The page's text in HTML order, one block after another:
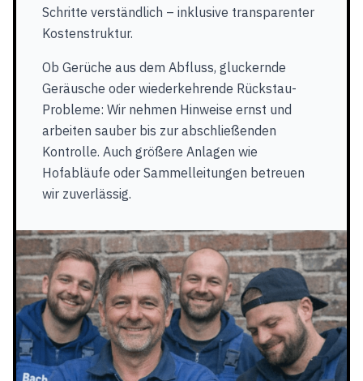
Schritte verständlich – inklusive transparenter
Kostenstruktur.
Ob Gerüche aus dem Abfluss, gluckernde
Geräusche oder wiederkehrende Rückstau-
Probleme: Wir nehmen Hinweise ernst und
arbeiten sauber bis zur abschließenden
Kontrolle. Auch größere Anlagen wie
Hofabläufe oder Sammelleitungen betreuen
wir zuverlässig.